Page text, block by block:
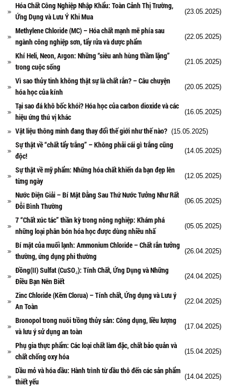
Hóa Chất Công Nghiệp Nhập Khẩu: Toàn Cảnh Thị Trường,
Ứng Dụng và Lưu Ý Khi Mua
(23.05.2025)
Methylene Chloride (MC) – Hóa chất mạnh mẽ phía sau
ngành công nghiệp sơn, tẩy rửa và dược phẩm
(22.05.2025)
Khí Heli, Neon, Argon: Những “siêu anh hùng thầm lặng”
trong cuộc sống
(21.05.2025)
Vì sao thủy tinh không thật sự là chất rắn? – Câu chuyện
hóa học của kính
(20.05.2025)
Tại sao đá khô bốc khói? Hóa học của carbon dioxide và các
hiệu ứng thú vị khác
(16.05.2025)
Vật liệu thông minh đang thay đổi thế giới như thế nào? (15.05.2025)
Sự thật về “chất tẩy trắng” – Không phải cái gì trắng cũng
độc!
(14.05.2025)
Sự thật về mỹ phẩm: Những hóa chất khiến da bạn đẹp lên
từng ngày
(12.05.2025)
Nước Điện Giải – Bí Mật Đằng Sau Thứ Nước Tưởng Như Rất
Đỗi Bình Thường
(06.05.2025)
7 “Chất xúc tác” thần kỳ trong nông nghiệp: Khám phá
những loại phân bón hóa học được dùng nhiều nhấ
(05.05.2025)
Bí mật của muối lạnh: Ammonium Chloride – Chất rắn tưởng
thường, ứng dụng phi thường
(26.04.2025)
Đồng(II) Sulfat (CuSO₄): Tính Chất, Ứng Dụng và Những
Điều Bạn Nên Biết
(24.04.2025)
Zinc Chloride (Kẽm Clorua) – Tính chất, Ứng dụng và Lưu ý
An Toàn
(22.04.2025)
Bronopol trong nuôi trồng thủy sản: Công dụng, liều lượng
và lưu ý sử dụng an toàn
(17.04.2025)
Phụ gia thực phẩm: Các loại chất làm đặc, chất bảo quản và
chất chống oxy hóa
(15.04.2025)
Dầu mỏ và hóa dầu: Hành trình từ dầu thô đến các sản phẩm
thiết yếu
(14.04.2025)